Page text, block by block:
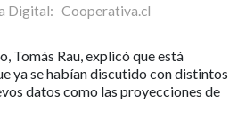
Digital: Cooperativa.cl
Tomás Rau, explicó que está
ya se habían discutido con distintos
datos como las proyecciones de